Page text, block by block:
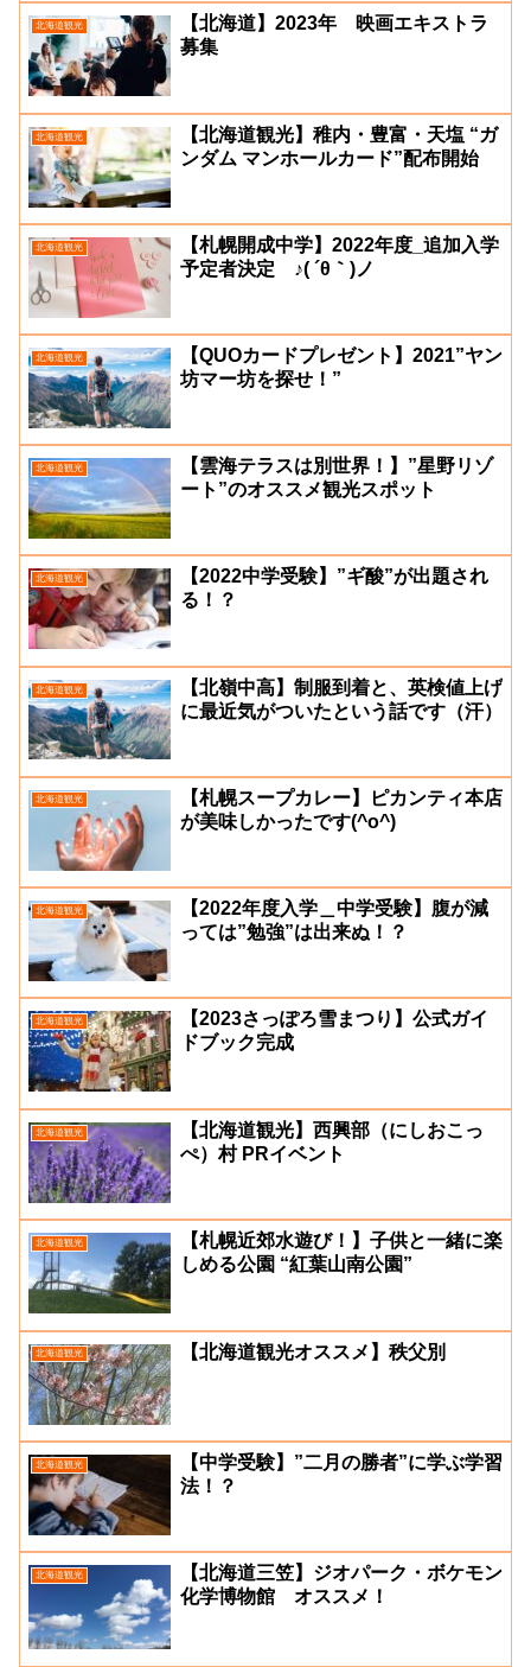
北海道観光
【北海道】2023年 映画エキストラ
募集
北海道観光
【北海道観光】稚内・豊富・天塩 “ガ
ンダム マンホールカード”配布開始
北海道観光
【札幌開成中学】2022年度_追加入学
予定者決定 ♪( ´θ｀)ノ
北海道観光
【QUOカードプレゼント】2021”ヤン
坊マー坊を探せ！”
北海道観光
【雲海テラスは別世界！】”星野リゾ
ート”のオススメ観光スポット
北海道観光
【2022中学受験】”ギ酸”が出題され
る！？
北海道観光
【北嶺中高】制服到着と、英検値上げ
に最近気がついたという話です（汗）
北海道観光
【札幌スープカレー】ピカンティ本店
が美味しかったです(^o^)
北海道観光
【2022年度入学＿中学受験】腹が減
っては”勉強”は出来ぬ！？
北海道観光
【2023さっぽろ雪まつり】公式ガイ
ドブック完成
北海道観光
【北海道観光】西興部（にしおこっ
ぺ）村 PRイベント
北海道観光
【札幌近郊水遊び！】子供と一緒に楽
しめる公園 “紅葉山南公園”
北海道観光 【北海道観光オススメ】秩父別
北海道観光
【中学受験】”二月の勝者”に学ぶ学習
法！？
北海道観光
【北海道三笠】ジオパーク・ボケモン
化学博物館 オススメ！